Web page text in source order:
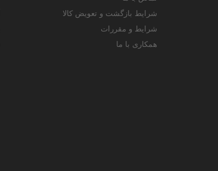
شرایط بازگشت و تعویض کالا
شرایط و مقررات
همکاری با ما